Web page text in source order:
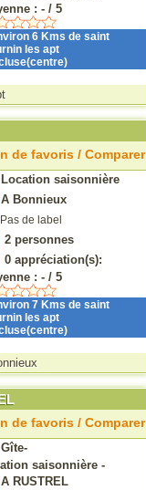
: -/ 5
6 Kms de saint
les apt
de favoris / Comparer
Location saisonnière
A Bonnieux
Pas de label
2 personnes
0appréciation(s):
: -/ 5
7 Kms de saint
les apt
de favoris / Comparer
Gîte-
saisonnière -
A RUSTREL